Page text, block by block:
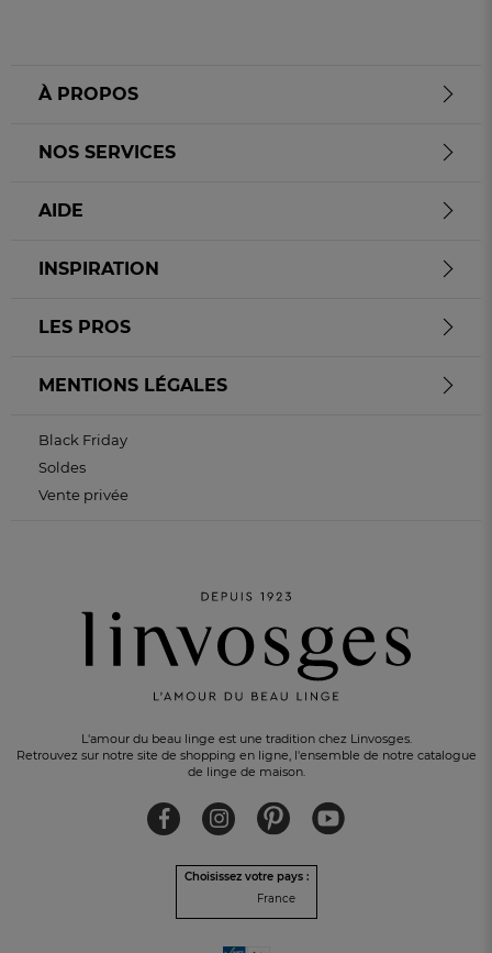
PAIEMENT EN 3 FOIS
L'amour du beau linge est une tradition chez Linvosges.
Retrouvez sur notre site de shopping en ligne, l'ensemble de notre catalogue
de linge de maison.
Choisissez votre pays :
France
À PROPOS
NOS SERVICES
AIDE
INSPIRATION
LES PROS
MENTIONS LÉGALES
Black Friday
Soldes
Vente privée